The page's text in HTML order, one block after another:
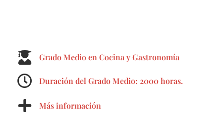
Grado Medio en Cocina y Gastronomía
Duración del Grado Medio: 2000 horas.
Más información